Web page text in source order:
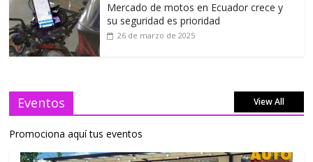
Mercado de motos en Ecuador crece y
su seguridad es prioridad
26 de marzo de 2025
Eventos View All
Promociona aquí tus eventos